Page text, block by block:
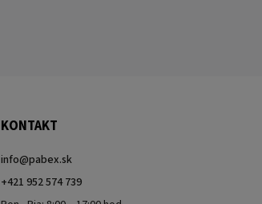
KONTAKT
info@pabex.sk
+421 952 574 739